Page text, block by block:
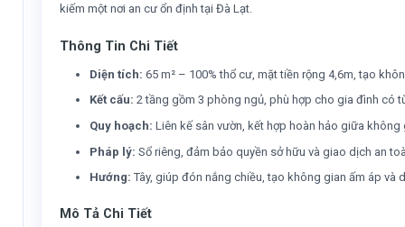
kiếm một nơi an cư ổn định tại Đà Lạt.
Thông Tin Chi Tiết
Diện tích: 65 m² – 100% thổ cư, mặt tiền rộng 4,6m, tạo
Kết cấu: 2 tầng gồm 3 phòng ngủ, phù hợp cho gia đình có
Quy hoạch: Liên kế sân vườn, kết hợp hoàn hảo giữa
Pháp lý: Sổ riêng, đảm bảo quyền sở hữu và giao dịch an
Hướng: Tây, giúp đón nắng chiều, tạo không gian ấm áp và
Mô Tả Chi Tiết